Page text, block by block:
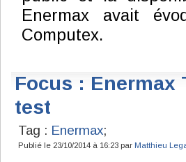
Enermax avait
Computex.
Focus : Enermax
test
Tag : Enermax;
Publié le 23/10/2014 à 16:23 par Matthieu